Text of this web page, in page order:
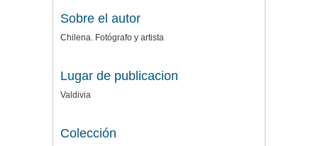
Sobre el autor
Chilena. Fotógrafo y artista
Lugar de publicacion
Valdivia
Colección